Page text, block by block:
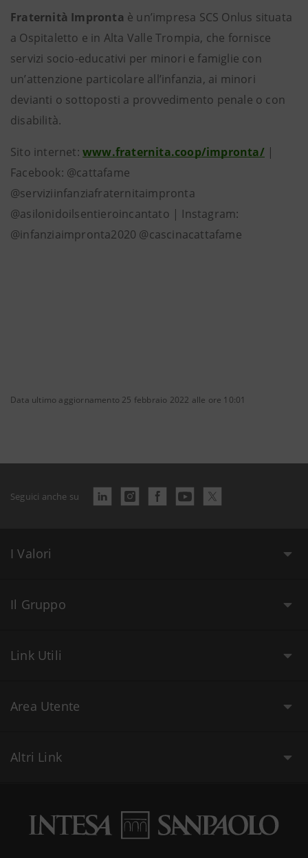
Fraternità Impronta è un’impresa SCS Onlus situata
a Ospitaletto e in Alta Valle Trompia, che fornisce
servizi socio-educativi per minori e famiglie con
un’attenzione particolare all’infanzia, ai minori
devianti o sottoposti a provvedimento penale o con
disabilità.
Sito internet: www.fraternita.coop/impronta/|
Facebook: @cattafame
@serviziinfanziafraternitaimpronta
@asilonidoilsentieroincantato | Instagram:
@infanziaimpronta2020 @cascinacattafame
Data ultimo aggiornamento 25 febbraio 2022 alle ore 10:01
Seguici anche su
I Valori
Il Gruppo
Link Utili
Area Utente
Altri Link